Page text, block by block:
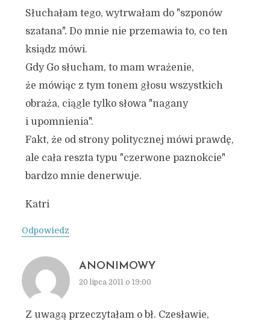
Słuchałam tego, wytrwałam do "szponów
szatana". Do mnie nie przemawia to, co ten
ksiądz mówi.
Gdy Go słucham, to mam wrażenie,
że mówiąc z tym tonem głosu wszystkich
obraża, ciągle tylko słowa "nagany
i upomnienia".
Fakt, że od strony politycznej mówi prawdę,
ale cała reszta typu "czerwone paznokcie"
bardzo mnie denerwuje.
Katri
Odpowiedz
ANONIMOWY
20 lipca 2011 o 19:00
Z uwagą przeczytałam o bł. Czesławie,